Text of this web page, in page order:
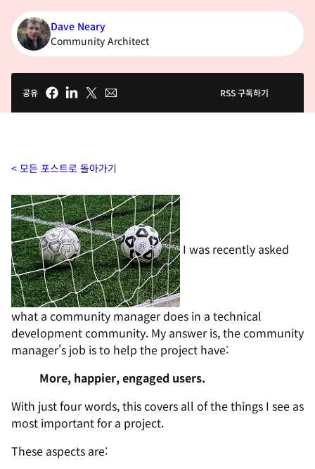
Dave Neary
Community Architect
공유 RSS 구독하기
모든 포스트로 돌아가기
I was recently asked
what a community manager does in a technical
development community. My answer is, the community
manager's job is to help the project have:
More, happier, engaged users.
With just four words, this covers all of the things I see as
most important for a project.
These aspects are: